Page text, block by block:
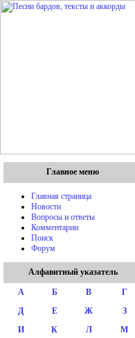
Главное меню
Главная страница
Новости
Вопросы и ответы
Комментарии
Поиск
Форум
Алфавитный указатель
А Б В
Г
Д
Е Ж
З
И
К Л
М